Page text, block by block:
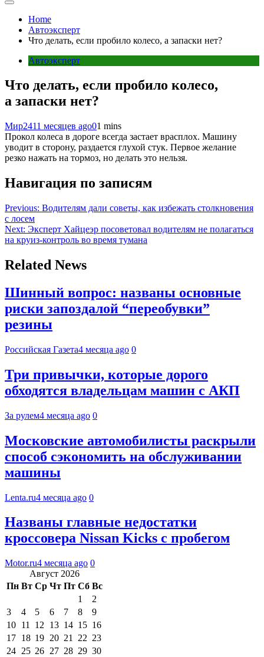
Home
Автоэксперт
Что делать, если пробило колесо, а запаски нет?
Автоэксперт
Что делать, если пробило колесо,
а запаски нет?
Мир2411 месяцев ago01 mins
Прокол колеса в дороге всегда застает врасплох. Машину
уводит в сторону, раздается глухой стук. Первое желание
резко нажать на тормоз, но делать это нельзя.
Навигация по записям
Previous: Водителям дали советы, как избежать столкновения
с лосем
Next: Эксперт Хайцеэр посоветовал водителям не полагаться
на круиз-контроль во время тумана
Related News
Шинный вопрос: названы основные
риски запоздалой “переобувки”
резины
Российская Газета4 месяца ago 0
Три привычки, которые дорого
обходятся владельцам машин с АКП
За рулем4 месяца ago 0
Московские автомобилисты раскрыли
способ сэкономить на обслуживании
машины
Lenta.ru4 месяца ago 0
Названы главные недостатки
кроссовера Nissan Kicks с пробегом
Motor.ru4 месяца ago 0
Август 2026
Пн Вт Ср Чт Пт Сб Вс
1
2
3
4 5 6 7 8
9
10 11 12 13 14 15 16
17 18 19 20 21 22 23
24 25 26 27 28 29 30